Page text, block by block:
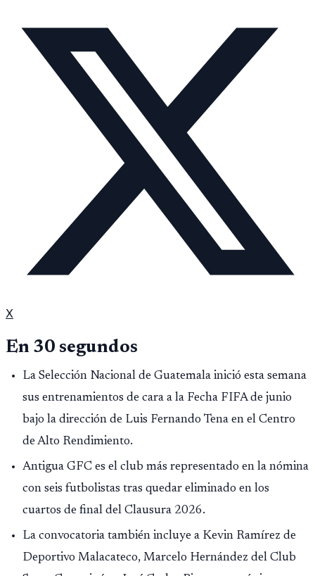
X
En 30 segundos
La Selección Nacional de Guatemala inició esta semana
sus entrenamientos de cara a la Fecha FIFA de junio
bajo la dirección de Luis Fernando Tena en el Centro
de Alto Rendimiento.
Antigua GFC es el club más representado en la nómina
con seis futbolistas tras quedar eliminado en los
cuartos de final del Clausura 2026.
La convocatoria también incluye a Kevin Ramírez de
Deportivo Malacateco, Marcelo Hernández del Club